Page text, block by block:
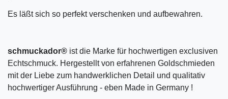
Es läßt sich so perfekt verschenken und aufbewahren.
schmuckador® ist die Marke für hochwertigen exclusiven
Echtschmuck. Hergestellt von erfahrenen Goldschmieden
mit der Liebe zum handwerklichen Detail und qualitativ
hochwertiger Ausführung - eben Made in Germany !